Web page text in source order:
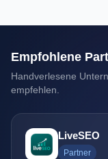
Empfohlene
Handverlesene
empfehlen.
LiveSEO
Partner